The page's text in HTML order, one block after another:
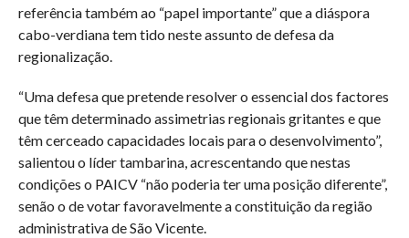
referência também ao “papel importante” que a diáspora
cabo-verdiana tem tido neste assunto de defesa da
regionalização.
“Uma defesa que pretende resolver o essencial dos factores
que têm determinado assimetrias regionais gritantes e que
têm cerceado capacidades locais para o desenvolvimento”,
salientou o líder tambarina, acrescentando que nestas
condições o PAICV “não poderia ter uma posição diferente”,
senão o de votar favoravelmente a constituição da região
administrativa de São Vicente.